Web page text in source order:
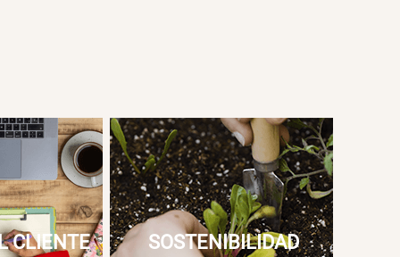
CLIENTE SOSTENIBILIDAD